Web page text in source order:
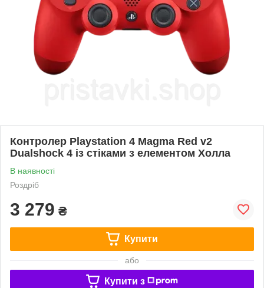
Контролер Playstation 4 Magma Red v2
Dualshock 4 із стіками з елементом Холла
В наявності
Роздріб
3 279 ₴
Купити
або
Купити з